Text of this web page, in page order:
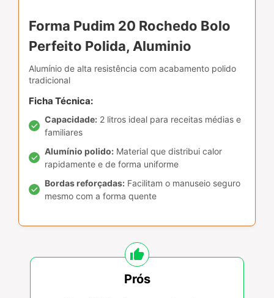
Forma Pudim 20 Rochedo Bolo
Perfeito Polida, Aluminio
Alumínio de alta resistência com acabamento polido
tradicional
Ficha Técnica:
Capacidade: 2 litros ideal para receitas médias e
familiares
Alumínio polido: Material que distribui calor
rapidamente e de forma uniforme
Bordas reforçadas: Facilitam o manuseio seguro
mesmo com a forma quente
Prós